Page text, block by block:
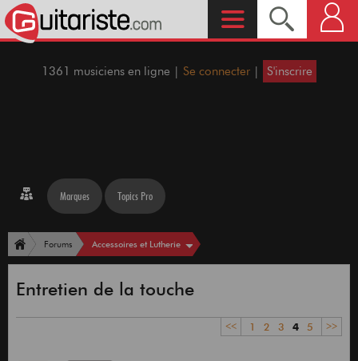
1361 musiciens en ligne | Se connecter | S'inscrire
Marques Topics Pro
Forums Accessoires et Lutherie
Entretien de la touche
<< 1 2 3 4 5 >>